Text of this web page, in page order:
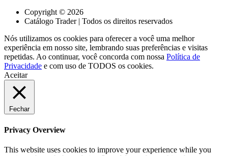
Copyright © 2026
Catálogo Trader | Todos os direitos reservados
Nós utilizamos os cookies para oferecer a você uma melhor
experiência em nosso site, lembrando suas preferências e visitas
repetidas. Ao continuar, você concorda com nossa Política de
Privacidade e com uso de TODOS os cookies.
Aceitar
Fechar
Privacy Overview
This website uses cookies to improve your experience while you